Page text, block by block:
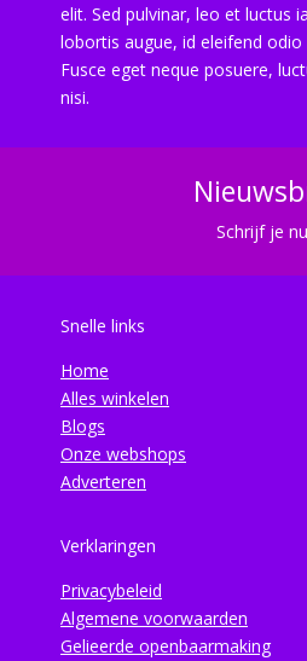
elit. Sed pulvinar, leo et luctus
lobortis augue, id eleifend odio
Fusce eget neque posuere,
nisi.
Schrijf je
Snelle links
Home
Alles winkelen
Blogs
Onze webshops
Adverteren
Verklaringen
Privacybeleid
Algemene voorwaarden
Gelieerde openbaarmaking